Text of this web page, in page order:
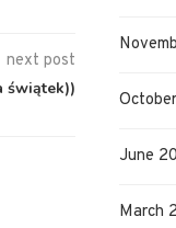
next post
świątek))
June
March